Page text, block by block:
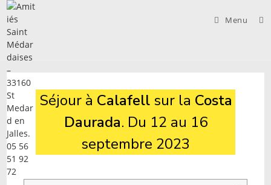
Skip
content
Menu
Séjour à Calafell sur la Costa
Daurada. Du 12 au 16
septembre 2023